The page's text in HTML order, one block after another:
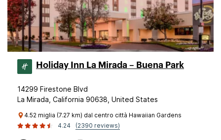
Holiday Inn La Mirada – Buena Park
14299 Firestone Blvd
La Mirada, California 90638, United States
4.52 miglia (7.27 km) dal centro città Hawaiian Gardens
4.24
(2390 reviews)